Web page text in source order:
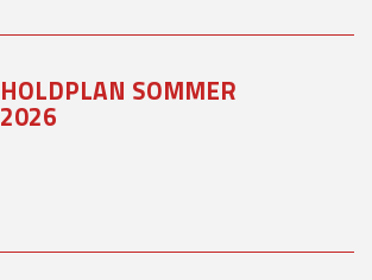
HOLDPLAN SOMMER
2026